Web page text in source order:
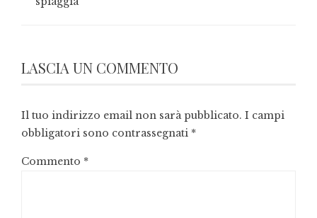
LASCIA UN COMMENTO
Il tuo indirizzo email non sarà pubblicato. I campi
obbligatori sono contrassegnati *
Commento *